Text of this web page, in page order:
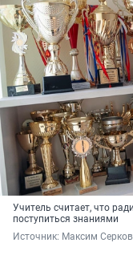
Учитель считает, что
поступиться знаниями
Источник: Максим Серков